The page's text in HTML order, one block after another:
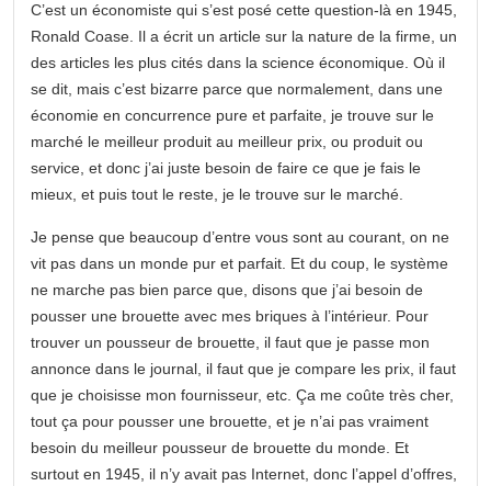
C’est un économiste qui s’est posé cette question-là en 1945,
Ronald Coase. Il a écrit un article sur la nature de la firme, un
des articles les plus cités dans la science économique. Où il
se dit, mais c’est bizarre parce que normalement, dans une
économie en concurrence pure et parfaite, je trouve sur le
marché le meilleur produit au meilleur prix, ou produit ou
service, et donc j’ai juste besoin de faire ce que je fais le
mieux, et puis tout le reste, je le trouve sur le marché.
Je pense que beaucoup d’entre vous sont au courant, on ne
vit pas dans un monde pur et parfait. Et du coup, le système
ne marche pas bien parce que, disons que j’ai besoin de
pousser une brouette avec mes briques à l’intérieur. Pour
trouver un pousseur de brouette, il faut que je passe mon
annonce dans le journal, il faut que je compare les prix, il faut
que je choisisse mon fournisseur, etc. Ça me coûte très cher,
tout ça pour pousser une brouette, et je n’ai pas vraiment
besoin du meilleur pousseur de brouette du monde. Et
surtout en 1945, il n’y avait pas Internet, donc l’appel d’offres,